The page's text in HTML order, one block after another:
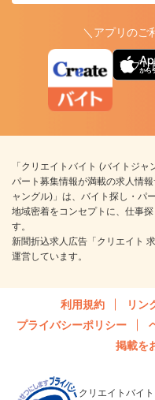
＼アプリのご
アプリ
「クリエイトバイト (バイトジ
パート募集情報が満載の求人情
ャングル)」は、バイト探し・パ
地域密着をコンセプトに、仕事
す。
新聞折込求人広告「クリエイト
運営しています。
利用規約 リン
プライバシーポリシー
掲載を
クリエイトバイ